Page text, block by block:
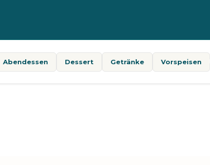
Abendessen Dessert Getränke Vorspeisen